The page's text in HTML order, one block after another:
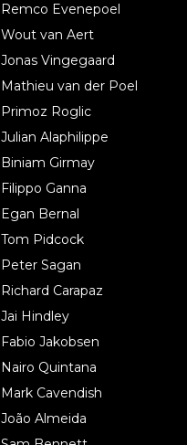
Remco Evenepoel
Wout van Aert
Jonas Vingegaard
Mathieu van der Poel
Primoz Roglic
Julian Alaphilippe
Biniam Girmay
Filippo Ganna
Egan Bernal
Tom Pidcock
Peter Sagan
Richard Carapaz
Jai Hindley
Fabio Jakobsen
Nairo Quintana
Mark Cavendish
João Almeida